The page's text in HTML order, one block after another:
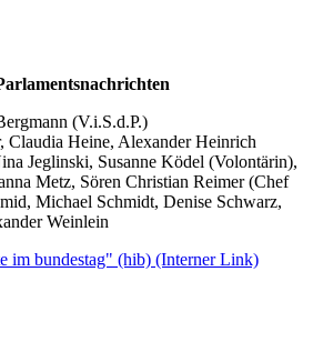
(V.i.S.d.P.)
Claudia Heine, Alexander Heinrich
Jeglinski, Susanne Ködel (Volontärin),
Metz, Sören Christian Reimer (Chef
Michael Schmidt, Denise Schwarz,
Weinlein
im bundestag" (hib) (Interner Link)